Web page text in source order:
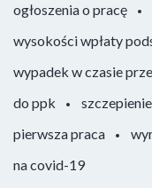
ogłoszenia o pracę
wysokości wpłaty
wypadek w czasie
do ppk
pierwsza praca
na covid-19